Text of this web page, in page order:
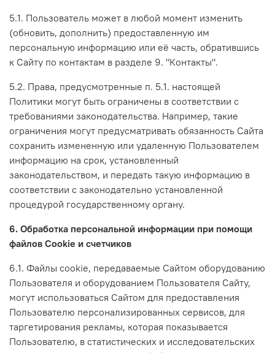
5.1. Пользователь может в любой момент изменить
(обновить, дополнить) предоставленную им
персональную информацию или её часть, обратившись
к Сайту по контактам в разделе 9. "Контакты".
5.2. Права, предусмотренные п. 5.1. настоящей
Политики могут быть ограничены в соответствии с
требованиями законодательства. Например, такие
ограничения могут предусматривать обязанность Сайта
сохранить измененную или удаленную Пользователем
информацию на срок, установленный
законодательством, и передать такую информацию в
соответствии с законодательно установленной
процедурой государственному органу.
6. Обработка персональной информации при помощи
файлов Cookie и счетчиков
6.1. Файлы cookie, передаваемые Сайтом оборудованию
Пользователя и оборудованием Пользователя Сайту,
могут использоваться Сайтом для предоставления
Пользователю персонализированных сервисов, для
таргетирования рекламы, которая показывается
Пользователю, в статистических и исследовательских